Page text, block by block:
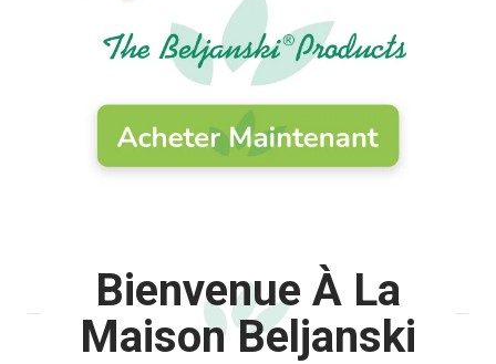
Bienvenue À La
Maison Beljanski